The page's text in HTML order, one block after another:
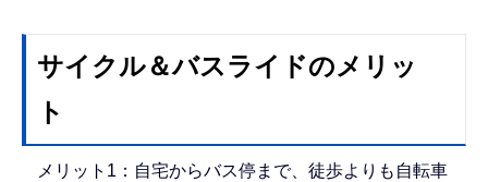
サイクル＆バスライドのメリッ
ト
メリット1：自宅からバス停まで、徒歩よりも自転車